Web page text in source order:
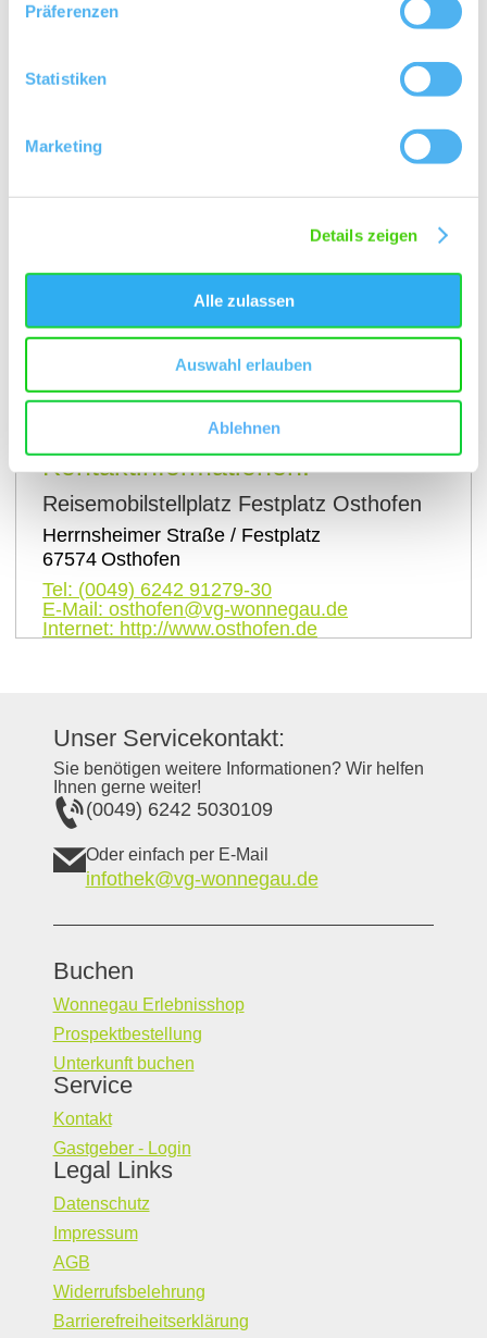
Präferenzen
Statistiken
Marketing
Details zeigen
Alle zulassen
Auswahl erlauben
Ablehnen
auf Karte anzeigen
Kontaktinformationen:
Reisemobilstellplatz Festplatz Osthofen
Herrnsheimer Straße / Festplatz
67574 Osthofen
Tel: (0049) 6242 91279-30
E-Mail: osthofen@vg-wonnegau.de
Internet: http://www.osthofen.de
Unser Servicekontakt:
Sie benötigen weitere Informationen? Wir helfen
Ihnen gerne weiter!
(0049) 6242 5030109
Oder einfach per E-Mail
infothek@vg-wonnegau.de
Buchen
Wonnegau Erlebnisshop
Prospektbestellung
Unterkunft buchen
Service
Kontakt
Gastgeber - Login
Legal Links
Datenschutz
Impressum
AGB
Widerrufsbelehrung
Barrierefreiheitserklärung